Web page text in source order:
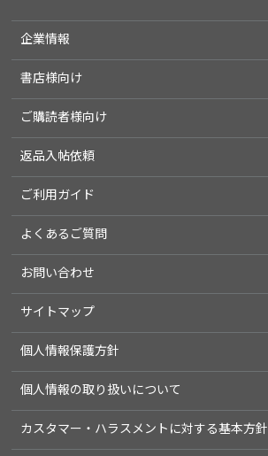
企業情報
書店様向け
ご購読者様向け
返品入帖依頼
ご利用ガイド
よくあるご質問
お問い合わせ
サイトマップ
個人情報保護方針
個人情報の取り扱いについて
カスタマー・ハラスメントに対する基本方針